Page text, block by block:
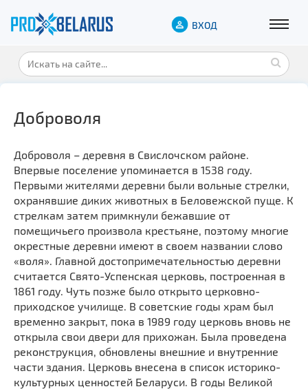
ВХОД
Доброволя
Доброволя – деревня в Свислочском районе.
Впервые поселение упоминается в 1538 году.
Первыми жителями деревни были вольные стрелки,
охранявшие диких животных в Беловежской пуще. К
стрелкам затем примкнули бежавшие от
помещичьего произвола крестьяне, поэтому многие
окрестные деревни имеют в своем названии слово
«воля». Главной достопримечательностью деревни
считается Свято-Успенская церковь, построенная в
1861 году. Чуть позже было открыто церковно-
приходское училище. В советские годы храм был
временно закрыт, пока в 1989 году церковь вновь не
открыла свои двери для прихожан. Была проведена
реконструкция, обновлены внешние и внутренние
части здания. Церковь внесена в список историко-
культурных ценностей Беларуси. В годы Великой